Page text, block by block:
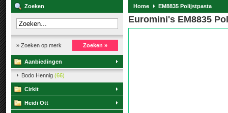
Zoeken
» Zoeken op merk Zoeken »
Aanbiedingen
Bodo Hennig (66)
Cirkit
Heidi Ott
Home EM8835 Polijstpasta
Euromini's EM8835